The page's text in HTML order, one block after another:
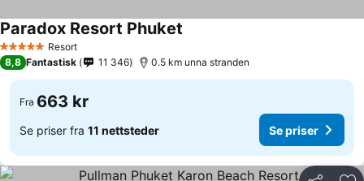
5 Stjerner Resort
Paradox Resort Phuket
8,8 Fantastisk 11 346 0.5 km unna stranden
Fra 663 kr
Se priser fra 11 nettsteder Se priser